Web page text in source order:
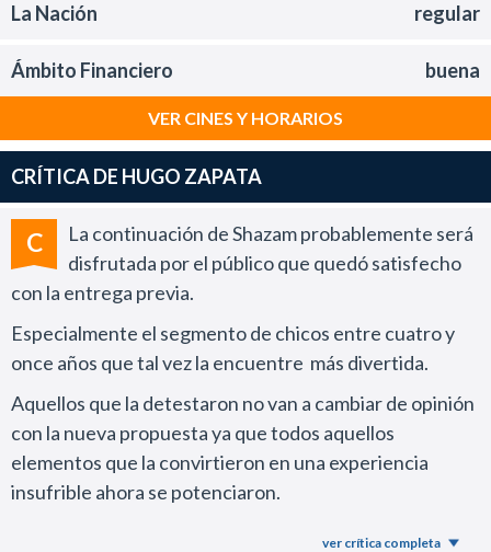
La Nación regular
Ámbito Financiero buena
VER CINES Y HORARIOS
CRÍTICA DE HUGO ZAPATA
C
La continuación de Shazam probablemente será
disfrutada por el público que quedó satisfecho
con la entrega previa.
Especialmente el segmento de chicos entre cuatro y
once años que tal vez la encuentre más divertida.
Aquellos que la detestaron no van a cambiar de opinión
con la nueva propuesta ya que todos aquellos
elementos que la convirtieron en una experiencia
insufrible ahora se potenciaron.
Zachary Levi sigue empecinado en interpretar al
ver crítica completa